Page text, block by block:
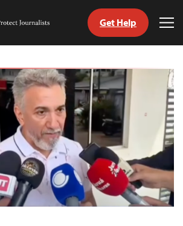
Get Help